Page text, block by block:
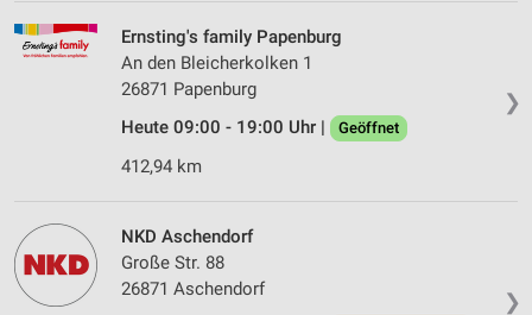
❯
Ernsting's family Papenburg
An den Bleicherkolken 1
26871 Papenburg
Heute 09:00 - 19:00 Uhr |
Geöffnet
412,94 km
❯
NKD Aschendorf
Große Str. 88
26871 Aschendorf